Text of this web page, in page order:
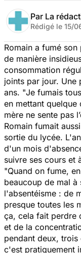
Par La
Rédigé le 15/
Romain a fumé
de manière
consommation
joints par jour. Une
ans. "Je fumais
en mettant quelque
mère ne sente pas
Romain fumait
sortie du lycée.
d'un mois
suivre ses cours et
"Quand on fume,
beaucoup de mal
l'absentéisme : de
presque toutes les
ça, cela fait perdre
et de la
pendant deux, trois
c'est pratiquement